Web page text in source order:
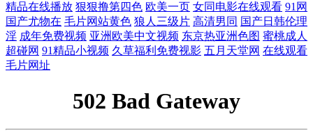
精品在线播放 狠狠撸第四色 欧美一页 女同电影在线观看 91网
国产尤物在 毛片网站黄色 狼人三级片 高清男同 国产日韩伦理
淫 成年免费视频 亚洲欧美中文视频 东京热亚洲色图 蜜桃成人
超碰网 91精品小视频 久草福利免费视影 五月天堂网 在线观看
毛片网址
502 Bad Gateway